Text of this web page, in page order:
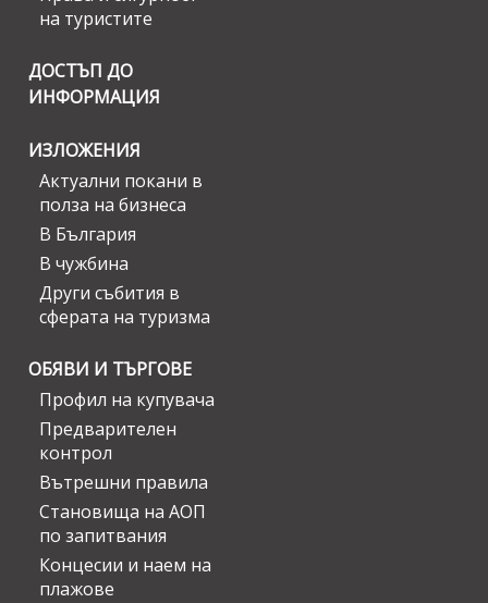
на туристите
ДОСТЪП ДО
ИНФОРМАЦИЯ
ИЗЛОЖЕНИЯ
Актуални покани в
полза на бизнеса
В България
В чужбина
Други събития в
сферата на туризма
ОБЯВИ И ТЪРГОВЕ
Профил на купувача
Предварителен
контрол
Вътрешни правила
Становища на АОП
по запитвания
Концесии и наем на
плажове